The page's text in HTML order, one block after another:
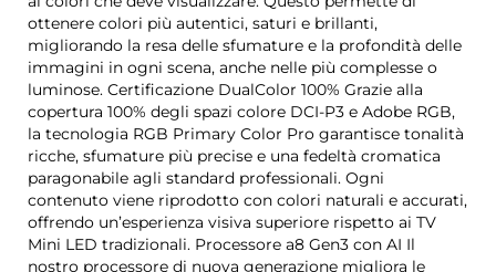
ottenere colori più autentici, saturi e brillanti,
migliorando la resa delle sfumature e la profondità delle
immagini in ogni scena, anche nelle più complesse o
luminose. Certificazione DualColor 100% Grazie alla
copertura 100% degli spazi colore DCI-P3 e Adobe RGB,
la tecnologia RGB Primary Color Pro garantisce tonalità
ricche, sfumature più precise e una fedeltà cromatica
paragonabile agli standard professionali. Ogni
contenuto viene riprodotto con colori naturali e accurati,
offrendo un’esperienza visiva superiore rispetto ai TV
Mini LED tradizionali. Processore a8 Gen3 con AI Il
nostro processore di nuova generazione migliora le